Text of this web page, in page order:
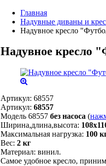
Главная
Надувные диваны и
Надувное кресло
Надувное кресло
Артикул: 68557
Артикул: 68557
Модель 68557 без насоса (
Ширина,длина,высота:
Максимальная нагрузка: 100
Вес: 2 кг
Материал: винил.
Самое удобное кресло,